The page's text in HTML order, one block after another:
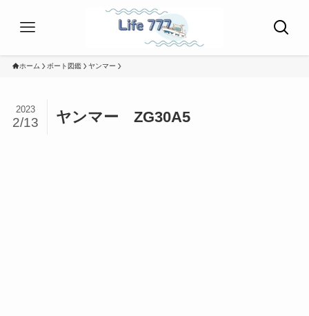
ホーム ボート図鑑 ヤンマー
ヤンマー ZG30A5
2023
2/13